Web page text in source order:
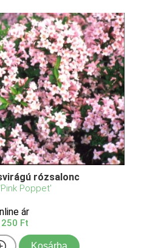
rózsalonc
Poppet'
ár
Ft
Kosárba